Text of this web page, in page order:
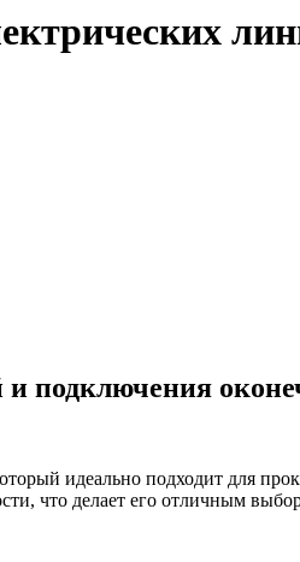
подключения
идеально подходит для
что делает его отличным